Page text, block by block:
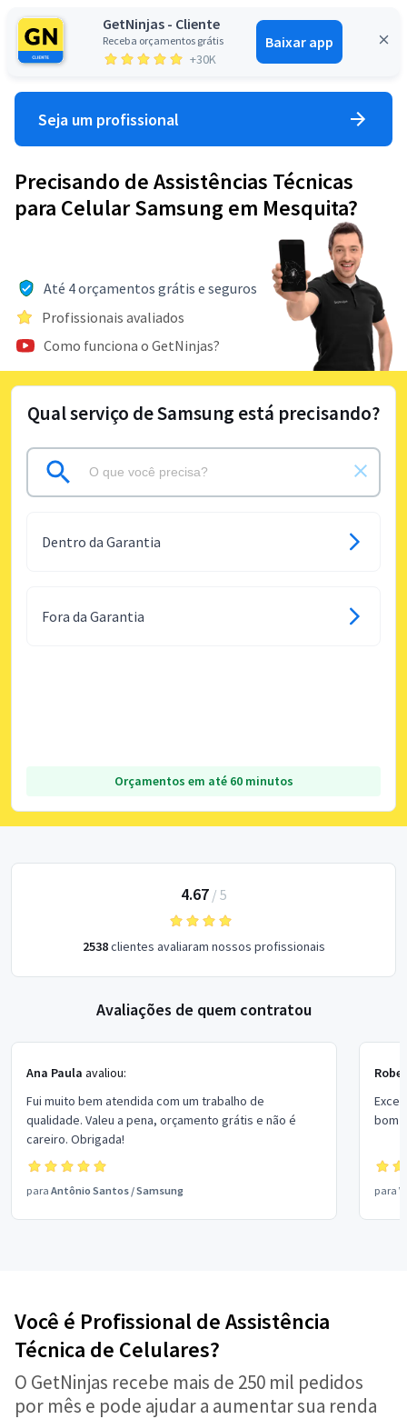
GetNinjas - Cliente
Receba orçamentos grátis
+30K
Baixar app
Entrar
Seja um profissional
Precisando de Assistências Técnicas
para Celular Samsung em Mesquita?
Até 4 orçamentos grátis e seguros
Profissionais avaliados
Como funciona o GetNinjas?
Qual serviço de Samsung está precisando?
Dentro da Garantia
Fora da Garantia
Orçamentos em até 60 minutos
4.67/ 5
2538clientes avaliaram nossos profissionais
Avaliações de quem contratou
Ana Paula avaliou:
Fui muito bem atendida com um trabalho de
qualidade. Valeu a pena, orçamento grátis e não é
careiro. Obrigada!
para Antônio Santos /Samsung
bom
para
Você é Profissional de Assistência
Técnica de Celulares?
O GetNinjas recebe mais de 250 mil pedidos
por mês e pode ajudar a aumentar sua renda